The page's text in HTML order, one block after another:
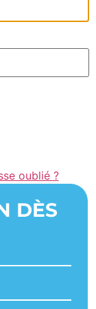
oublié ?
DÈS